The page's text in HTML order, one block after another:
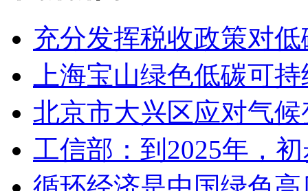
充分发挥税收政策对
上海宝山绿色低碳可
北京市大兴区应对气
工信部：到2025年，